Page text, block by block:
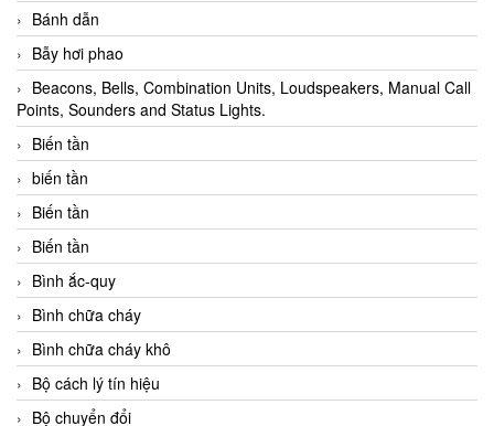
Bánh dẫn
Bẫy hơi phao
Beacons, Bells, Combination Units, Loudspeakers, Manual Call
Points, Sounders and Status Lights.
Biến tần
biến tần
Biến tần
Biến tần
Bình ắc-quy
Bình chữa cháy
Bình chữa cháy khô
Bộ cách lý tín hiệu
Bộ chuyển đổi